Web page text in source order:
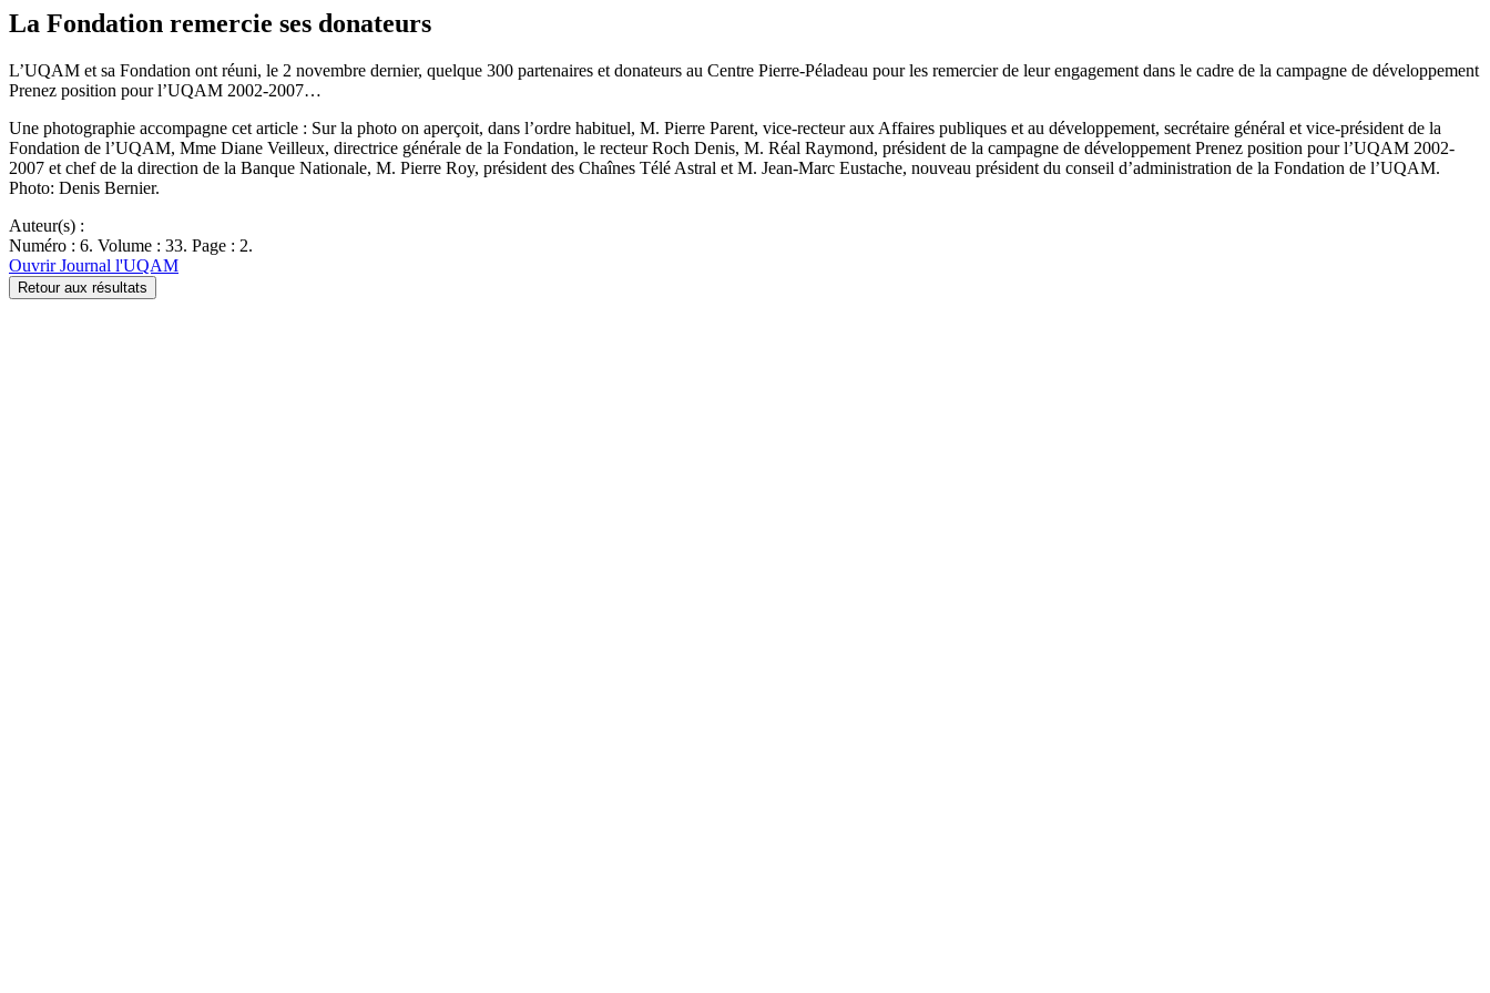
La Fondation remercie ses donateurs
L’UQAM et sa Fondation ont réuni, le 2 novembre dernier, quelque 300 partenaires et donateurs au Centre Pierre-Péladeau pour les remercier de leur engagement dans le cadre de la campagne de développement
Prenez position pour l’UQAM 2002-2007…
Une photographie accompagne cet article : Sur la photo on aperçoit, dans l’ordre habituel, M. Pierre Parent, vice-recteur aux Affaires publiques et au développement, secrétaire général et vice-président de la
Fondation de l’UQAM, Mme Diane Veilleux, directrice générale de la Fondation, le recteur Roch Denis, M. Réal Raymond, président de la campagne de développement Prenez position pour l’UQAM 2002-
2007 et chef de la direction de la Banque Nationale, M. Pierre Roy, président des Chaînes Télé Astral et M. Jean-Marc Eustache, nouveau président du conseil d’administration de la Fondation de l’UQAM.
Photo: Denis Bernier.
Auteur(s) :
Numéro : 6. Volume : 33. Page : 2.
Ouvrir Journal l'UQAM
Retour aux résultats